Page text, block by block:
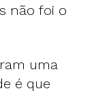
não foi o
uma
é que